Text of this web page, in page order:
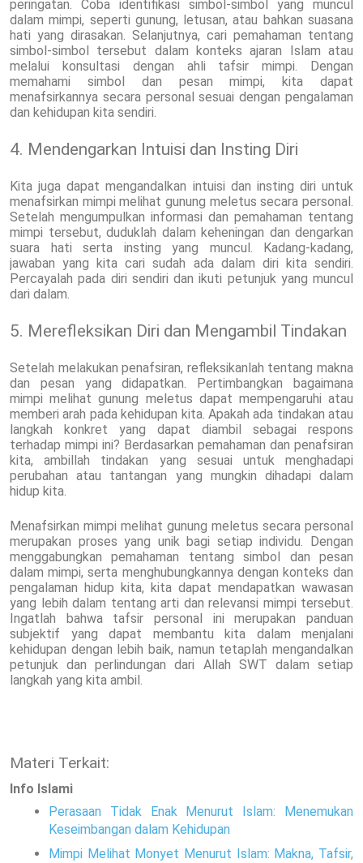
peringatan. Coba identifikasi simbol-simbol yang muncul
dalam mimpi, seperti gunung, letusan, atau bahkan suasana
hati yang dirasakan. Selanjutnya, cari pemahaman tentang
simbol-simbol tersebut dalam konteks ajaran Islam atau
melalui konsultasi dengan ahli tafsir mimpi. Dengan
memahami simbol dan pesan mimpi, kita dapat
menafsirkannya secara personal sesuai dengan pengalaman
dan kehidupan kita sendiri.
4. Mendengarkan Intuisi dan Insting Diri
Kita juga dapat mengandalkan intuisi dan insting diri untuk
menafsirkan mimpi melihat gunung meletus secara personal.
Setelah mengumpulkan informasi dan pemahaman tentang
mimpi tersebut, duduklah dalam keheningan dan dengarkan
suara hati serta insting yang muncul. Kadang-kadang,
jawaban yang kita cari sudah ada dalam diri kita sendiri.
Percayalah pada diri sendiri dan ikuti petunjuk yang muncul
dari dalam.
5. Merefleksikan Diri dan Mengambil Tindakan
Setelah melakukan penafsiran, refleksikanlah tentang makna
dan pesan yang didapatkan. Pertimbangkan bagaimana
mimpi melihat gunung meletus dapat mempengaruhi atau
memberi arah pada kehidupan kita. Apakah ada tindakan atau
langkah konkret yang dapat diambil sebagai respons
terhadap mimpi ini? Berdasarkan pemahaman dan penafsiran
kita, ambillah tindakan yang sesuai untuk menghadapi
perubahan atau tantangan yang mungkin dihadapi dalam
hidup kita.
Menafsirkan mimpi melihat gunung meletus secara personal
merupakan proses yang unik bagi setiap individu. Dengan
menggabungkan pemahaman tentang simbol dan pesan
dalam mimpi, serta menghubungkannya dengan konteks dan
pengalaman hidup kita, kita dapat mendapatkan wawasan
yang lebih dalam tentang arti dan relevansi mimpi tersebut.
Ingatlah bahwa tafsir personal ini merupakan panduan
subjektif yang dapat membantu kita dalam menjalani
kehidupan dengan lebih baik, namun tetaplah mengandalkan
petunjuk dan perlindungan dari Allah SWT dalam setiap
langkah yang kita ambil.
Materi Terkait:
Info Islami
Perasaan Tidak Enak Menurut Islam: Menemukan
Keseimbangan dalam Kehidupan
Mimpi Melihat Monyet Menurut Islam: Makna, Tafsir,